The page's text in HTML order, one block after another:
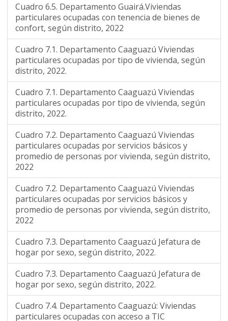
Cuadro 6.5. Departamento Guairá.Viviendas
particulares ocupadas con tenencia de bienes de
confort, según distrito, 2022
Cuadro 7.1. Departamento Caaguazú Viviendas
particulares ocupadas por tipo de vivienda, según
distrito, 2022.
Cuadro 7.1. Departamento Caaguazú Viviendas
particulares ocupadas por tipo de vivienda, según
distrito, 2022.
Cuadro 7.2. Departamento Caaguazú Viviendas
particulares ocupadas por servicios básicos y
promedio de personas por vivienda, según distrito,
2022
Cuadro 7.2. Departamento Caaguazú Viviendas
particulares ocupadas por servicios básicos y
promedio de personas por vivienda, según distrito,
2022
Cuadro 7.3. Departamento Caaguazú Jefatura de
hogar por sexo, según distrito, 2022.
Cuadro 7.3. Departamento Caaguazú Jefatura de
hogar por sexo, según distrito, 2022.
Cuadro 7.4. Departamento Caaguazú: Viviendas
particulares ocupadas con acceso a TIC